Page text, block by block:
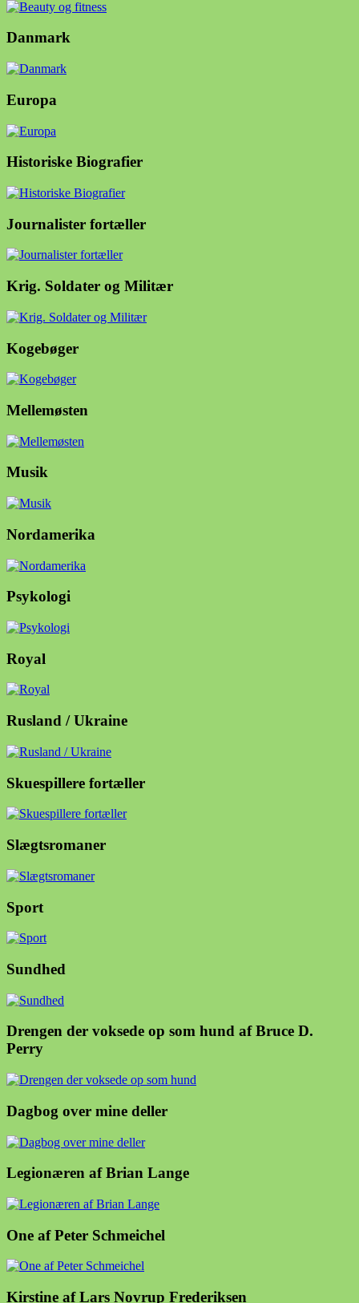
Danmark
Europa
Historiske Biografier
Journalister fortæller
Krig. Soldater og Militær
Kogebøger
Mellemøsten
Musik
Nordamerika
Psykologi
Royal
Rusland / Ukraine
Skuespillere fortæller
Slægtsromaner
Sport
Sundhed
Drengen der voksede op som hund af Bruce D.
Perry
Dagbog over mine deller
Legionæren af Brian Lange
One af Peter Schmeichel
Kirstine af Lars Novrup Frederiksen